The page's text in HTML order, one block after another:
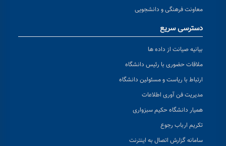
معاونت فرهنگی و دانشجویی
دسترسی سریع
بیانیه صیانت از داده ها
ملاقات حضوری با رئیس دانشگاه
ارتباط با ریاست و مسئولین دانشگاه
مدیریت فن آوری اطلاعات
همیار دانشگاه حکیم سبزواری
تکریم ارباب رجوع
سامانه گزارش اتصال به اینترنت